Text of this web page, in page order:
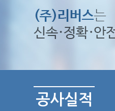
공사실적